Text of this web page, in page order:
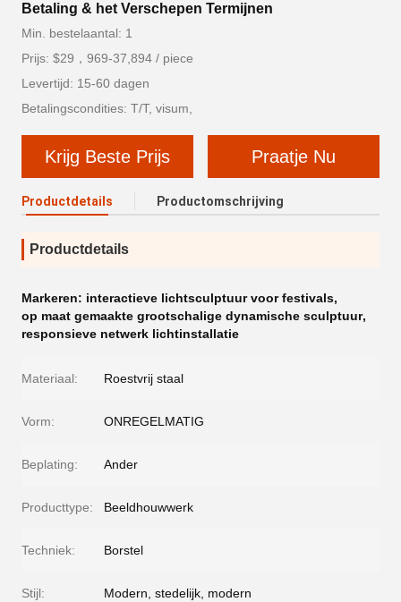
Betaling & het Verschepen Termijnen
Min. bestelaantal: 1
Prijs: $29，969-37,894 / piece
Levertijd: 15-60 dagen
Betalingscondities: T/T, visum,
Krijg Beste Prijs Praatje Nu
Productdetails Productomschrijving
Productdetails
Markeren: interactieve lichtsculptuur voor festivals,
op maat gemaakte grootschalige dynamische sculptuur,
responsieve netwerk lichtinstallatie
Materiaal: Roestvrij staal
Vorm: ONREGELMATIG
Beplating: Ander
Producttype: Beeldhouwwerk
Techniek: Borstel
Stijl: Modern, stedelijk, modern